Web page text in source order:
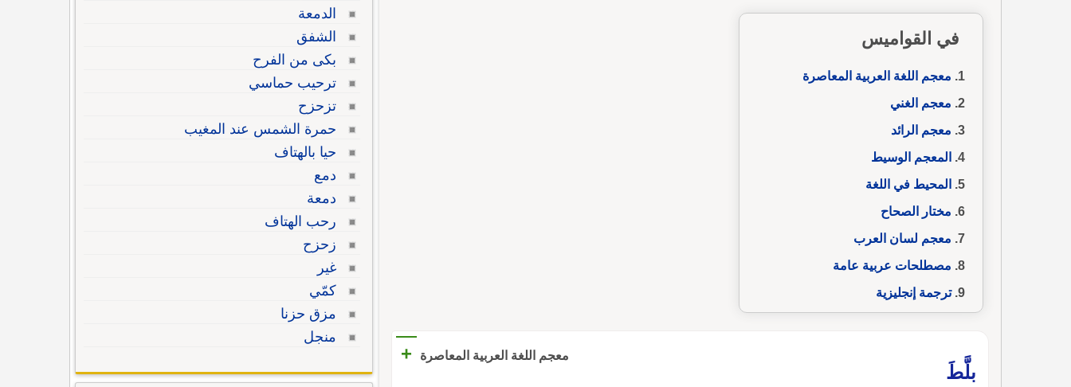
في القواميس
معجم اللغة العربية المعاصرة
معجم الغني
معجم الرائد
المعجم الوسيط
المحيط في اللغة
مختار الصحاح
معجم لسان العرب
مصطلحات عربية عامة
ترجمة إنجليزية
معجم اللغة العربية المعاصرة
+
بلَّطَ
الدمعة
الشفق
بكى من الفرح
ترحيب حماسي
تزحزح
حمرة الشمس عند المغيب
حيا بالهتاف
دمع
دمعة
رحب الهتاف
زحزح
غير
كمّي
مزق حزنا
منجل